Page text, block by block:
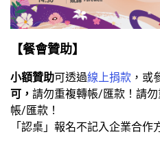
【餐會贊助】
小額贊助可透過線上捐款 ，或
可， 請勿重複轉帳/匯款！請
帳/匯款！
「認桌」報名不記入企業合作